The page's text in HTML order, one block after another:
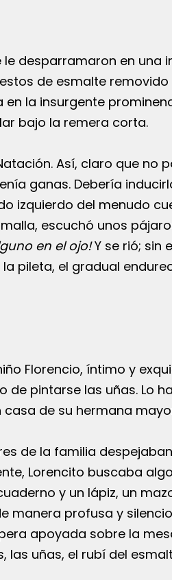
desparramaron en una
de esmalte
la insurgente
bajo la remera corta.
Así, claro que no
ganas. Debería
izquierdo del menudo
escuchó unos
en el ojo!Y se rió; sin
pileta, el gradual
Florencio, íntimo y
pintarse las uñas. Lo
de su hermana
de la familia
Lorencito buscaba
y un lápiz, un
manera profusa y
apoyada sobre la
las uñas, el rubí del